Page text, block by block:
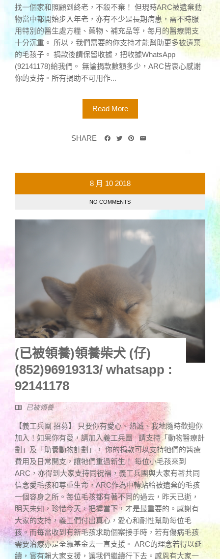
找一個家和照顧到終老，不殺不棄！ 但現時ARC被遺棄動
物當中都開始步入年老，亦有不少是長期病患，需不時服
用特別的醫生處方糧、藥物、補充品等，每月的醫療開支
十分沉重。 所以，我們需要的你支持才能幫助更多被遺棄
的毛孩子。 捐款後請保留收據，把收據WhatsApp
(92141178)給我們。 無論捐款數額多少，ARC皆衷心感謝
你的支持。所有捐助不可用作...
Read More
SHARE
8 月 10 2018
NO COMMENTS
(已被領養)領養柴犬 (仔)
(852)96919313/ whatsapp :
92141178
已被領養
【義工兵團 招募】 只要你有愛心、熱誠、我地隨時歡迎你
加入！如果你有愛，請加入義工兵團 請支持「動物醫療計
劃」及「助養動物計劃」， 你的捐款可以支持牠們的醫療
費用及日常開支，讓牠們重過新生！ 每位小毛孩來到
ARC，亦得到大家支持同祝福，義工兵團與大家有著共同
信念愛毛孩和尊重生命，ARC作為中轉站給被遺棄的毛孩
一個容身之所。每位毛孩都有著不同的過去，昨天已逝，
明天未知，珍惜今天，把握當下，才是最重要的。感謝有
大家的支持，義工們付出真心，愛心和耐性幫助每位毛
孩。而每當收到有新毛孩求助個案接手時，若有傷病毛孩
需要治療亦是全靠基金去一直支援。 ARC的理念若得以延
續，實有賴大家支援，讓我們繼續行下去。感恩有大家一